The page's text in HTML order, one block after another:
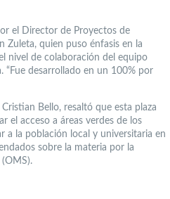
el Director de Proyectos de
Zuleta, quien puso énfasis en la
nivel de colaboración del equipo
“Fue desarrollado en un 100% por
Bello, resaltó que esta plaza
el acceso a áreas verdes de los
a la población local y universitaria en
sobre la materia por la